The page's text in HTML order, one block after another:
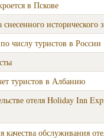
в Пскове
исторического
числу туристов в России
туристов в Албанию
отеля Holiday Inn
обслуживания